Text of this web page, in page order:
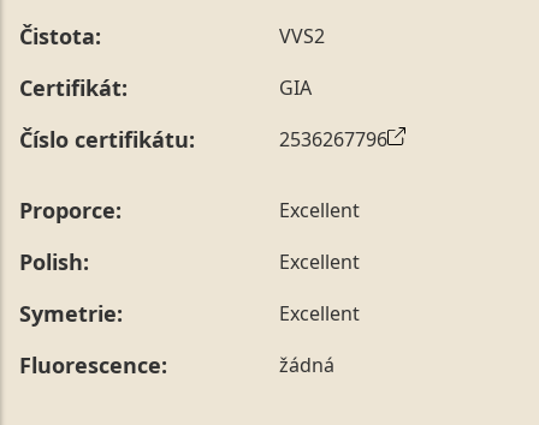
Čistota: VVS2
Certifikát: GIA
Číslo certifikátu: 2536267796
Proporce: Excellent
Polish: Excellent
Symetrie: Excellent
Fluorescence: žádná